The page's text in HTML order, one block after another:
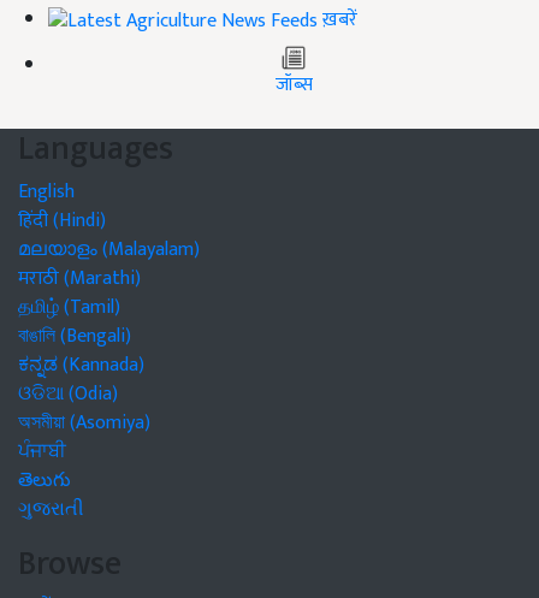
ख़बरें
जॉब्स
Languages
English
हिंदी (Hindi)
മലയാളം (Malayalam)
मराठी (Marathi)
தமிழ் (Tamil)
বাঙালি (Bengali)
ಕನ್ನಡ (Kannada)
ଓଡିଆ (Odia)
অসমীয়া (Asomiya)
ਪੰਜਾਬੀ
తెలుగు
ગુજરાતી
Browse